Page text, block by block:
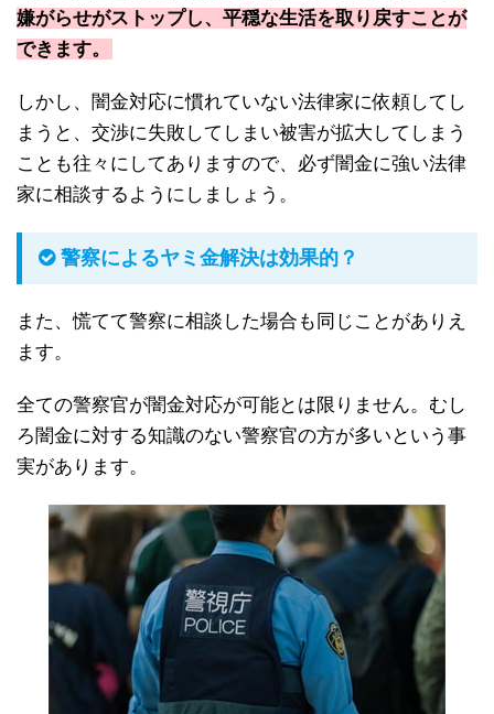
嫌がらせがストップし、平穏な生活を取り戻すことが
できます。
しかし、闇金対応に慣れていない法律家に依頼してし
まうと、交渉に失敗してしまい被害が拡大してしまう
ことも往々にしてありますので、必ず闇金に強い法律
家に相談するようにしましょう。
警察によるヤミ金解決は効果的？
また、慌てて警察に相談した場合も同じことがありえ
ます。
全ての警察官が闇金対応が可能とは限りません。むし
ろ闇金に対する知識のない警察官の方が多いという事
実があります。